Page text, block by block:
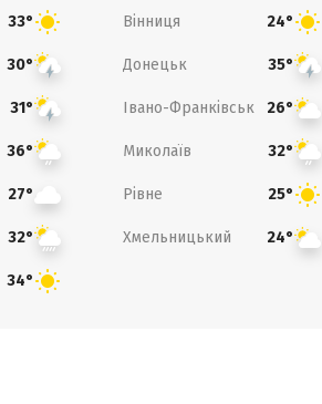
33° Вінниця 24°
30° Донецьк 35°
31° Івано-Франківськ 26°
36° Миколаїв 32°
27° Рівне 25°
32° Хмельницький 24°
34°